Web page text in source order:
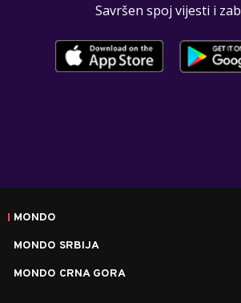
Savršen spoj vijesti i
MONDO
MONDO SRBIJA
MONDO CRNA GORA